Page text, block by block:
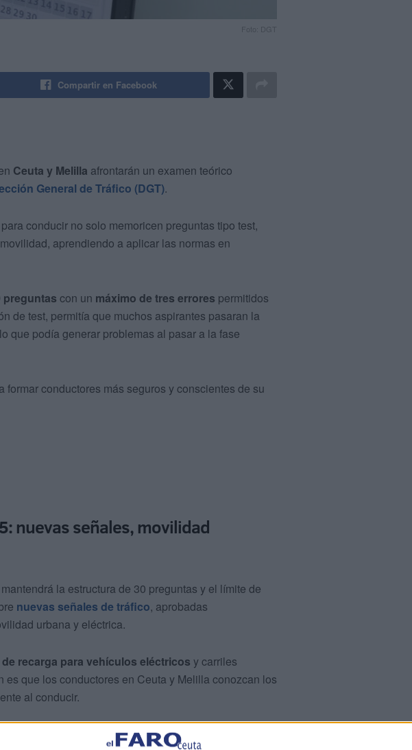
Foto: DGT
Compartir en Facebook
Ceuta y Melilla afrontarán un examen teórico
General de Tráfico (DGT).
conducir no solo memoricen preguntas tipo test,
aprendiendo a aplicar las normas en
preguntas con un máximo de tres errores permitidos
de test, permitía que muchos aspirantes pasaran la
que podía generar problemas al pasar a la fase
conductores más seguros y conscientes de su
nuevas señales, movilidad
la estructura de 30 preguntas y el límite de
nuevas señales de tráfico, aprobadas
urbana y eléctrica.
recarga para vehículos eléctricos y carriles
que los conductores en Ceuta y Melilla conozcan los
al conducir.
a partir de 2026